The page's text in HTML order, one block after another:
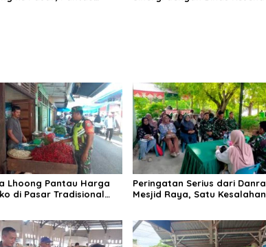
Lhoong Pantau Harga
di Pasar Tradisional
Peringatan Serius dari
Mesjid Raya, Satu Kesalahan